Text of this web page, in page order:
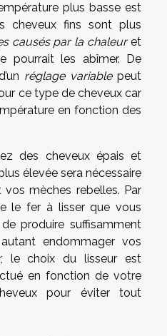
plus basse est
cheveux fins sont plus
causés par la chaleuret
pourrait les abîmer. De
réglage variablepeut
ce type de cheveux car
en fonction des
des cheveux épais et
élevée sera nécessaire
mèches rebelles. Par
le fer à lisser que vous
produire suffisamment
endommager vos
le choix du lisseur est
en fonction de votre
pour éviter tout